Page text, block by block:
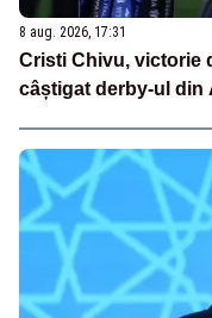
8 aug. 2026, 17:31
Cristi Chivu, victorie
câștigat derby-ul din